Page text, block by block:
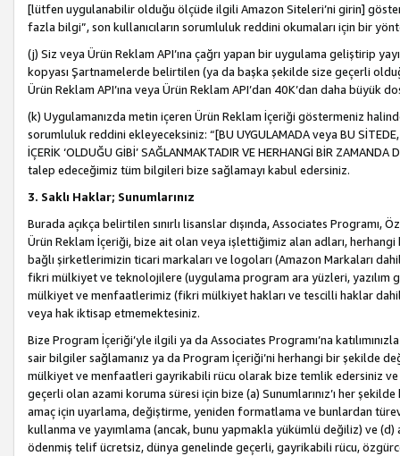
[lütfen uygulanabilir olduğu ölçüde ilgili Amazon Siteleri’ni girin]
fazla bilgi”, son kullanıcıların sorumluluk reddini okumaları için bir
(j) Siz veya Ürün Reklam API’ına çağrı yapan bir uygulama geliştirip
kopyası Şartnamelerde belirtilen (ya da başka şekilde size geçerli
Ürün Reklam API’ına veya Ürün Reklam API’dan 40K’dan daha büyük
(k) Uygulamanızda metin içeren Ürün Reklam İçeriği göstermeniz
sorumluluk reddini ekleyeceksiniz: “[BU UYGULAMADA veya BU SİTEDE,
İÇERİK ‘OLDUĞU GİBİ’ SAĞLANMAKTADIR VE HERHANGİ BİR
talep edeceğimiz tüm bilgileri bize sağlamayı kabul edersiniz.
3. Saklı Haklar; Sunumlarınız
Burada açıkça belirtilen sınırlı lisanslar dışında, Associates Programı,
Ürün Reklam İçeriği, bize ait olan veya işlettiğimiz alan adları,
bağlı şirketlerimizin ticari markaları ve logoları (Amazon Markaları
fikri mülkiyet ve teknolojilere (uygulama program ara yüzleri,
mülkiyet ve menfaatlerimiz (fikri mülkiyet hakları ve tescilli haklar
veya hak iktisap etmemektesiniz.
Bize Program İçeriği’yle ilgili ya da Associates Programı’na
sair bilgiler sağlamanız ya da Program İçeriği’ni herhangi bir şekilde
mülkiyet ve menfaatleri gayrikabili rücu olarak bize temlik edersiniz ve
geçerli olan azami koruma süresi için bize (a) Sunumlarınız’ı her
amaç için uyarlama, değiştirme, yeniden formatlama ve bunlardan türev
kullanma ve yayımlama (ancak, bunu yapmakla yükümlü değiliz) ve
ödenmiş telif ücretsiz, dünya genelinde geçerli, gayrikabili rücu,